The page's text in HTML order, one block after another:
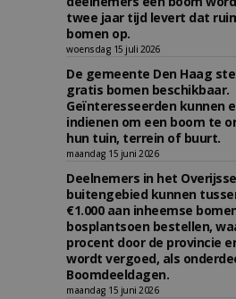
twee jaar tijd levert dat
bomen op.
woensdag 15 juli 2026
De gemeente Den Haag
gratis bomen beschikbaar.
Geïnteresseerden kunnen
indienen om een boom te
hun tuin, terrein of buurt.
maandag 15 juni 2026
Deelnemers in het
buitengebied kunnen
€1.000 aan inheemse
bosplantsoen bestellen,
procent door de provincie
wordt vergoed, als
Boomdeeldagen.
maandag 15 juni 2026